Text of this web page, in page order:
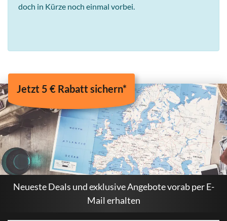
doch in Kürze noch einmal vorbei.
Jetzt 5 € Rabatt sichern*
Neueste Deals und exklusive Angebote vorab per E-
Mail erhalten